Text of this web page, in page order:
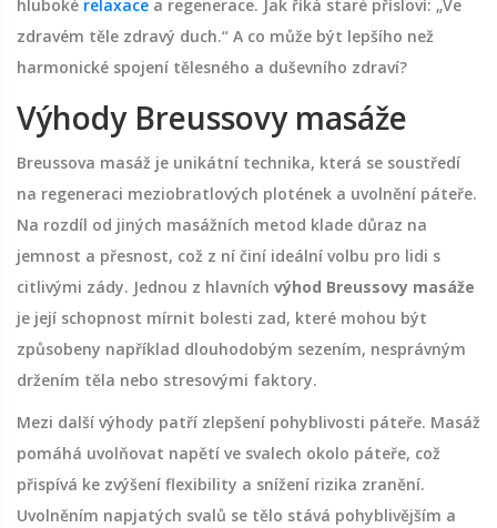
hluboké relaxace a regenerace. Jak říká staré přísloví: „Ve
zdravém těle zdravý duch.“ A co může být lepšího než
harmonické spojení tělesného a duševního zdraví?
Výhody Breussovy masáže
Breussova masáž je unikátní technika, která se soustředí
na regeneraci meziobratlových plotének a uvolnění páteře.
Na rozdíl od jiných masážních metod klade důraz na
jemnost a přesnost, což z ní činí ideální volbu pro lidi s
citlivými zády. Jednou z hlavních výhod Breussovy masáže
je její schopnost mírnit bolesti zad, které mohou být
způsobeny například dlouhodobým sezením, nesprávným
držením těla nebo stresovými faktory.
Mezi další výhody patří zlepšení pohyblivosti páteře. Masáž
pomáhá uvolňovat napětí ve svalech okolo páteře, což
přispívá ke zvýšení flexibility a snížení rizika zranění.
Uvolněním napjatých svalů se tělo stává pohyblivějším a